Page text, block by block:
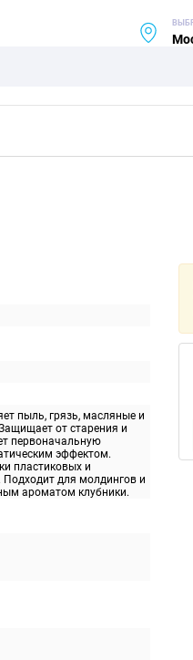
пыль, грязь, масляные и
от старения и
первоначальную
эффектом.
пластиковых и
для молдингов и
ароматом клубники.